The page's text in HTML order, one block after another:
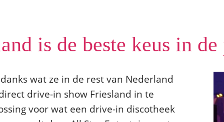
is de beste keus in
wat ze in de rest van Nederland
drive-in show Friesland in te
voor wat een drive-in discotheek